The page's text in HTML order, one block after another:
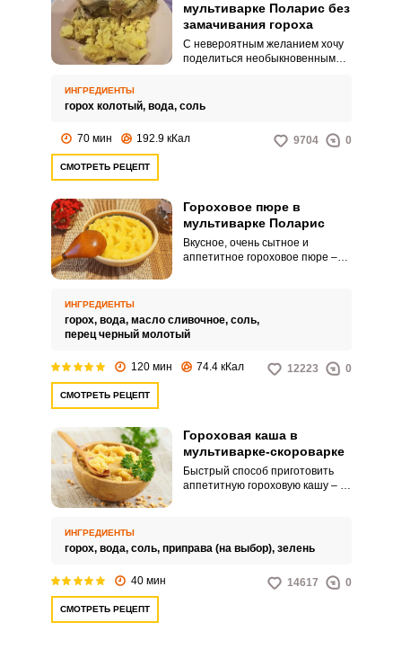
мультиварке Поларис без
замачивания гороха
С невероятным желанием хочу
поделиться необыкновенным
приготовленной в мультиварке.
однородной консистенцией и
достаточно аппетитной.
ИНГРЕДИЕНТЫ
горох колотый, вода, соль
70 мин 192.9 кКал 9704 0
СМОТРЕТЬ РЕЦЕПТ
Гороховое пюре в
мультиварке Поларис
Вкусное, очень сытное и
аппетитное гороховое пюре –
ИНГРЕДИЕНТЫ
горох, вода, масло сливочное, соль,
перец черный молотый
120 мин 74.4 кКал 12223 0
СМОТРЕТЬ РЕЦЕПТ
Гороховая каша в
мультиварке-скороварке
Быстрый способ приготовить
аппетитную гороховую кашу – в
ИНГРЕДИЕНТЫ
горох, вода, соль, приправа (на выбор), зелень
40 мин 14617 0
СМОТРЕТЬ РЕЦЕПТ